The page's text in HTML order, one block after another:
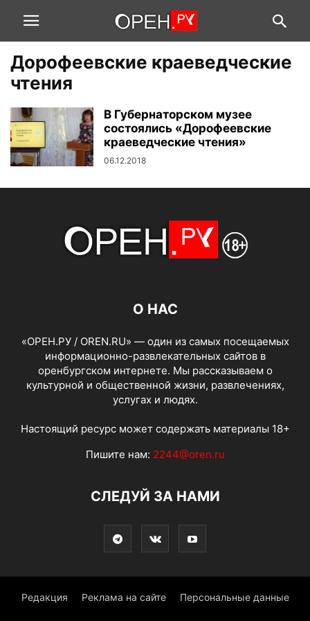
Дорофеевские краеведческие
чтения
В Губернаторском музее
состоялись «Дорофеевские
краеведческие чтения»
06.12.2018
О НАС
«ОРЕН.РУ / OREN.RU» — один из самых посещаемых
информационно-развлекательных сайтов в
оренбургском интернете. Мы рассказываем о
культурной и общественной жизни, развлечениях,
услугах и людях.
Настоящий ресурс может содержать материалы 18+
Пишите нам: 2244@oren.ru
СЛЕДУЙ ЗА НАМИ
Редакция Реклама на сайте Персональные данные